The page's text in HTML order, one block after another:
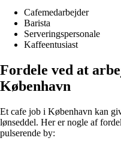
Cafemedarbejder
Barista
Serveringspersonale
Kaffeentusiast
Fordele ved at
København
Et cafe job i København kan
lønseddel. Her er nogle af
pulserende by: